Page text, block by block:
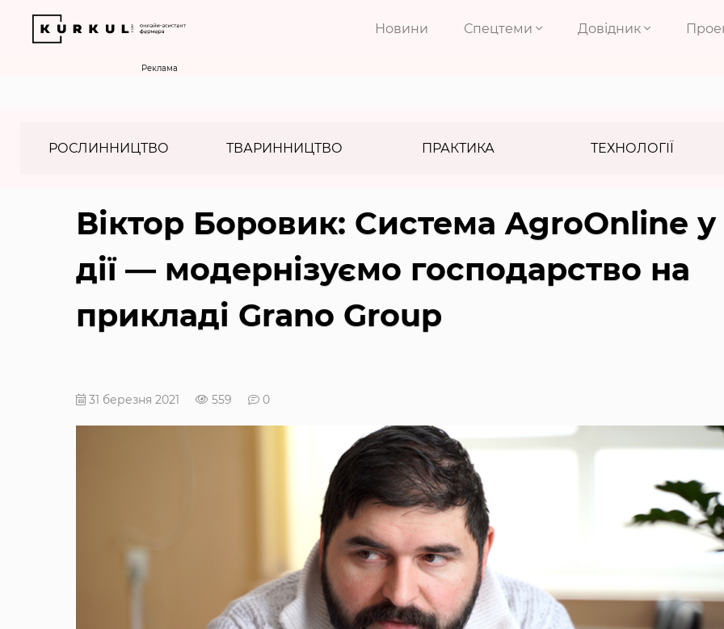
Новини Спецтеми Довідник
Реклама
РОСЛИННИЦТВО ТВАРИННИЦТВО ПРАКТИКА ТЕХНОЛОГІЇ
Віктор Боровик: Система AgroOnline у
дії — модернізуємо господарство на
прикладі Grano Group
31 березня 2021 559 0